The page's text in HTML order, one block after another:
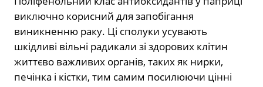
виключно корисний для запобігання
виникненню раку. Ці сполуки усувають
шкідливі вільні радикали зі здорових клітин
життєво важливих органів, таких як нирки,
печінка і кістки, тим самим посилюючи цінні